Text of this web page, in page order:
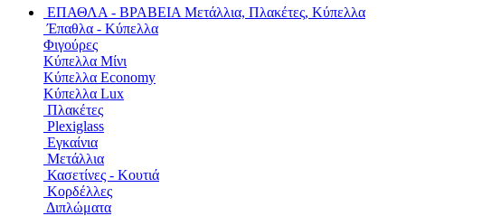
ΕΠΑΘΛΑ - ΒΡΑΒΕΙΑ Μετάλλια, Πλακέτες, Κύπελλα
Έπαθλα - Κύπελλα
Φιγούρες
Κύπελλα Μίνι
Κύπελλα Economy
Κύπελλα Lux
Πλακέτες
Plexiglass
Εγκαίνια
Μετάλλια
Κασετίνες - Κουτιά
Κορδέλλες
Διπλώματα